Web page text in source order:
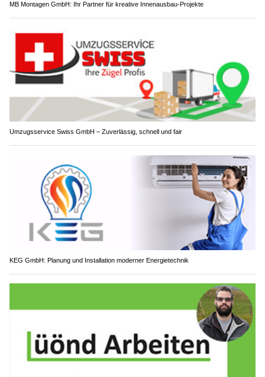
MB Montagen GmbH: Ihr Partner für kreative Innenausbau-Projekte
Umzugsservice Swiss GmbH – Zuverlässig, schnell und fair
KEG GmbH: Planung und Installation moderner Energietechnik